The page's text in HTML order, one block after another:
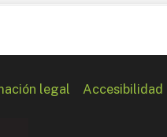
legal Accesibilidad